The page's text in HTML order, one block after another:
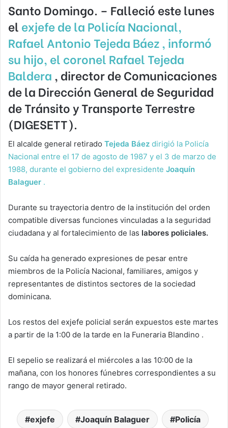
Santo Domingo. – Falleció este lunes
el exjefe de la Policía Nacional,
Rafael Antonio Tejeda Báez , informó
su hijo, el coronel Rafael Tejeda
Baldera , director de Comunicaciones
de la Dirección General de Seguridad
de Tránsito y Transporte Terrestre
(DIGESETT).
El alcalde general retirado Tejeda Báez dirigió la Policía
Nacional entre el 17 de agosto de 1987 y el 3 de marzo de
1988, durante el gobierno del expresidente Joaquín
Balaguer .
Durante su trayectoria dentro de la institución del orden
compatible diversas funciones vinculadas a la seguridad
ciudadana y al fortalecimiento de las labores policiales.
Su caída ha generado expresiones de pesar entre
miembros de la Policía Nacional, familiares, amigos y
representantes de distintos sectores de la sociedad
dominicana.
Los restos del exjefe policial serán expuestos este martes
a partir de la 1:00 de la tarde en la Funeraria Blandino .
El sepelio se realizará el miércoles a las 10:00 de la
mañana, con los honores fúnebres correspondientes a su
rango de mayor general retirado.
exjefe Joaquín Balaguer Policía